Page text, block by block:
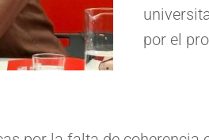
por el